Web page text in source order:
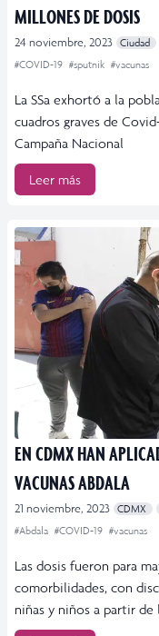
MILLONES DE DOSIS
24 noviembre, 2023 Ciudad
#COVID-19 #sputnik #vacunas
La SSa exhortó a la
cuadros graves de
Campaña Nacional
Leer más
EN CDMX HAN
VACUNAS ABDALA
21 noviembre, 2023 CDMX
#Abdala #COVID-19 #vacunas
Las dosis fueron para
comorbilidades, con
niñas y niños a partir de